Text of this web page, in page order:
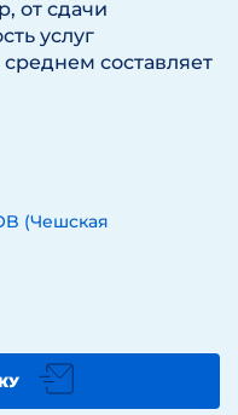
получение
(«живностенский
примеров является
с целью
с необходимостью
называемого
представителя.
в России)
от сдачи
услуг
составляет
(Чешская